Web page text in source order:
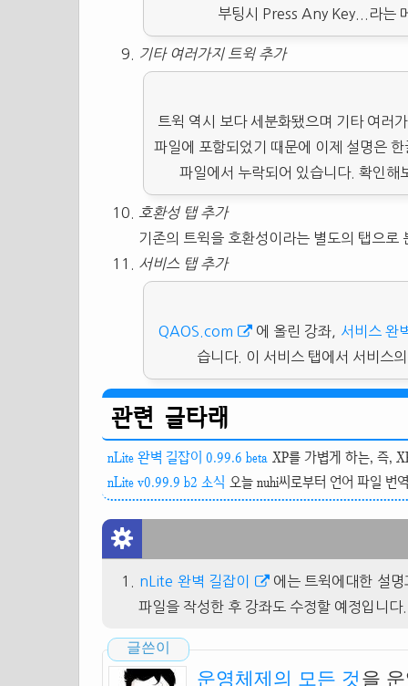
부팅시 Press Any Key...라는
기타 여러가지 트윅 추가
트윅 역시 보다 세분화됐으며 기타 여러
파일에 포함되었기 때문에 이제 설명은
파일에서 누락되어 있습니다. 확인
호환성 탭 추가
기존의 트윅을 호환성이라는 별도의 탭으로
서비스 탭 추가
QAOS.com 에 올린 강좌,
서비스 완
습니다. 이 서비스 탭에서 서비스
관련 글타래
nLite 완벽 길잡이 0.99.6 beta XP를 가볍게 하는, 즉,
nLite v0.99.9 b2 소식 오늘 nuhi씨로부터 언어 파일 번
nLite 완벽 길잡이
에는 트윅에대한 설
파일을 작성한 후 강좌도 수정할 예정입니
글쓴이
운영체제의 모든 것 을